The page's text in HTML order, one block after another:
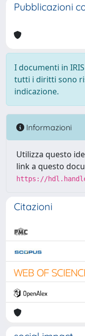
Pubblicazioni
I documenti in
tutti i diritti sono
indicazione.
Informazioni
Utilizza questo
link a questo
https://
Citazioni